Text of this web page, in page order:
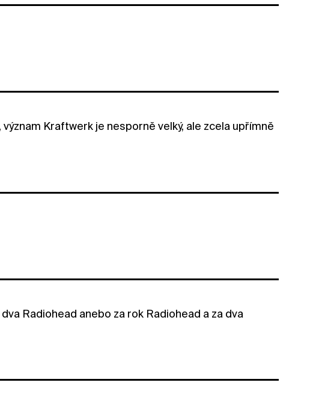
Kraftwerk je nesporně velký, ale zcela upřímně
Radiohead anebo za rok Radiohead a za dva